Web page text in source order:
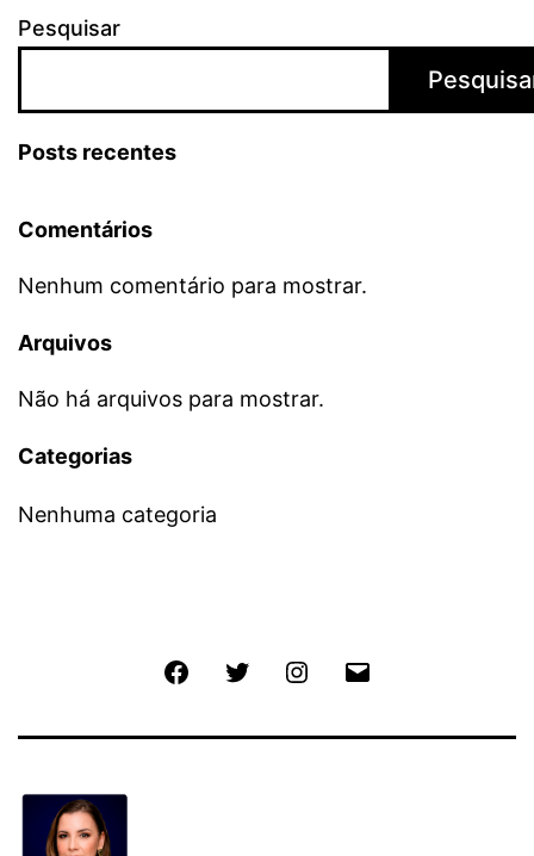
Pesquisar
Posts recentes
Comentários
Nenhum comentário para mostrar.
Arquivos
Não há arquivos para mostrar.
Categorias
Nenhuma categoria
FacebookTwitter Instagram